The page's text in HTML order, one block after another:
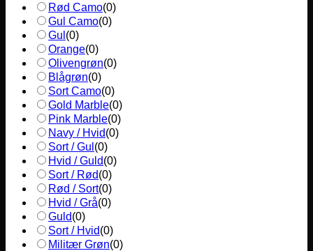
Rød Camo(0)
Gul Camo(0)
Gul (0)
Orange(0)
Olivengrøn(0)
Blågrøn(0)
Sort Camo(0)
Gold Marble(0)
Pink Marble(0)
Navy / Hvid(0)
Sort / Gul (0)
Hvid / Guld(0)
Sort / Rød(0)
Rød / Sort(0)
Hvid / Grå(0)
Guld(0)
Sort / Hvid(0)
Militær Grøn(0)